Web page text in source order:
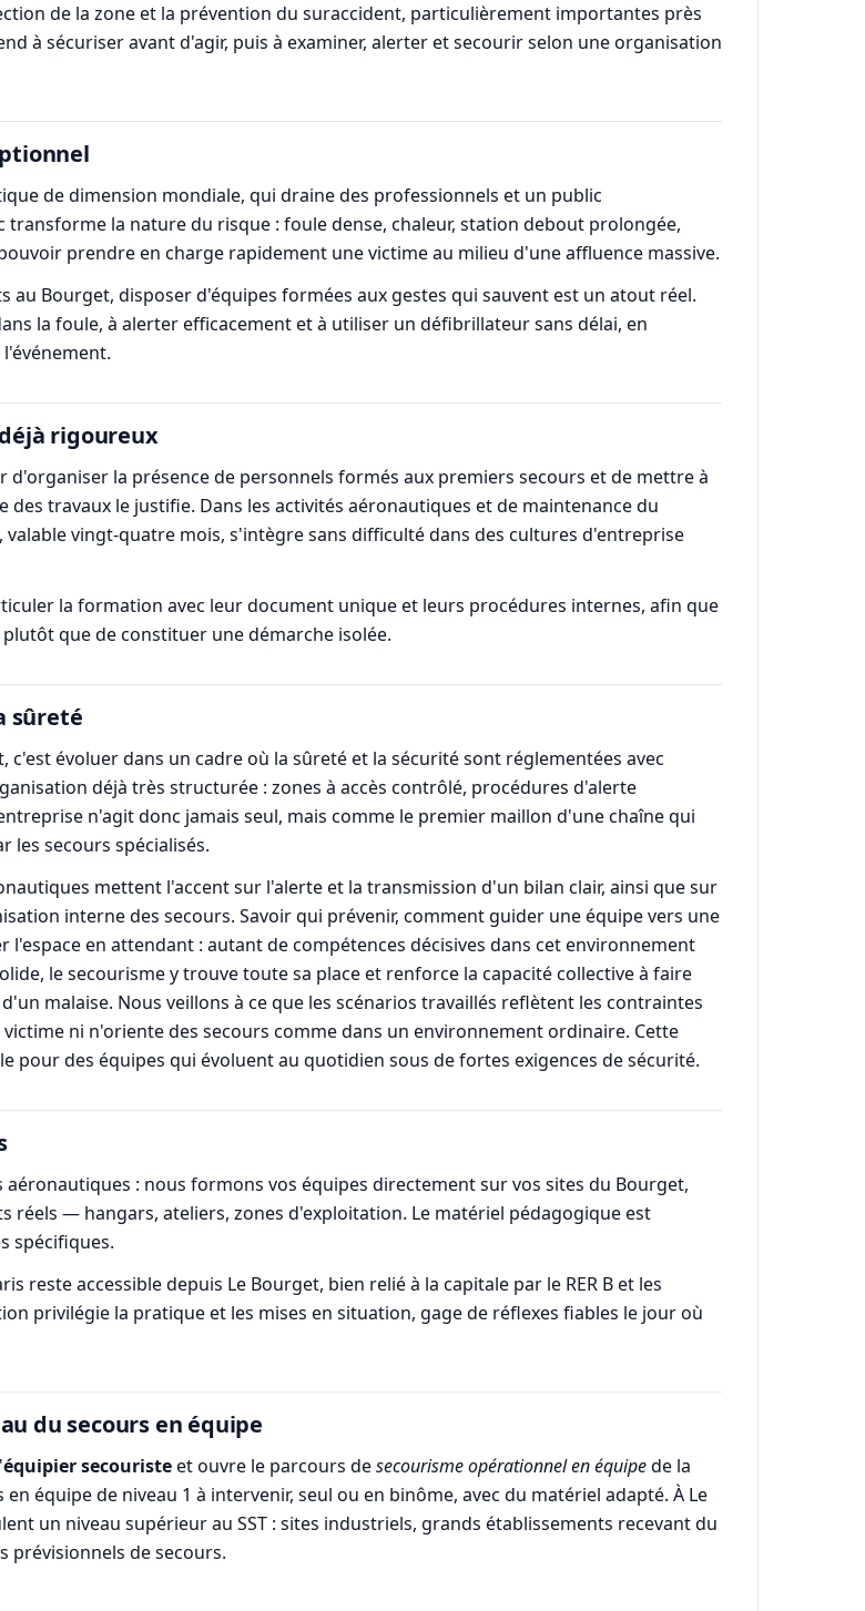
de la zone et la prévention du suraccident, particulièrement importantes près
à sécuriser avant d'agir, puis à examiner, alerter et secourir selon une organisation
de dimension mondiale, qui draine des professionnels et un public
la nature du risque : foule dense, chaleur, station debout prolongée,
prendre en charge rapidement une victime au milieu d'une affluence massive.
Bourget, disposer d'équipes formées aux gestes qui sauvent est un atout réel.
la foule, à alerter efficacement et à utiliser un défibrillateur sans délai, en
rigoureux
d'organiser la présence de personnels formés aux premiers secours et de mettre à
travaux le justifie. Dans les activités aéronautiques et de maintenance du
vingt-quatre mois, s'intègre sans difficulté dans des cultures d'entreprise
la formation avec leur document unique et leurs procédures internes, afin que
que de constituer une démarche isolée.
sûreté
évoluer dans un cadre où la sûreté et la sécurité sont réglementées avec
déjà très structurée : zones à accès contrôlé, procédures d'alerte
n'agit donc jamais seul, mais comme le premier maillon d'une chaîne qui
les secours spécialisés.
mettent l'accent sur l'alerte et la transmission d'un bilan clair, ainsi que sur
interne des secours. Savoir qui prévenir, comment guider une équipe vers une
en attendant : autant de compétences décisives dans cet environnement
le secourisme y trouve toute sa place et renforce la capacité collective à faire
malaise. Nous veillons à ce que les scénarios travaillés reflètent les contraintes
ni n'oriente des secours comme dans un environnement ordinaire. Cette
des équipes qui évoluent au quotidien sous de fortes exigences de sécurité.
: nous formons vos équipes directement sur vos sites du Bourget,
réels — hangars, ateliers, zones d'exploitation. Le matériel pédagogique est
spécifiques.
reste accessible depuis Le Bourget, bien relié à la capitale par le RER B et les
privilégie la pratique et les mises en situation, gage de réflexes fiables le jour où
du secours en équipe
équipier secouristeet ouvre le parcours desecourisme opérationnel en équipede la
équipe de niveau 1 à intervenir, seul ou en binôme, avec du matériel adapté. À Le
un niveau supérieur au SST : sites industriels, grands établissements recevant du
prévisionnels de secours.